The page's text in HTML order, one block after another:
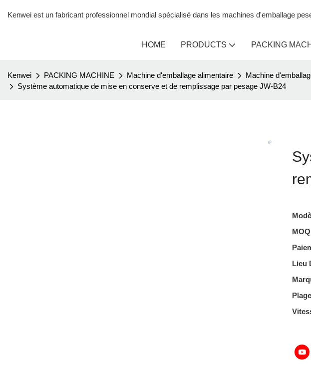
Kenwei est un fabricant professionnel mondial spécialisé dans les machines d'emballage
HOME PRODUCTS PACKING
Kenwei PACKING MACHINE Machine d'emballage alimentaire
Machine
Système automatique de mise en conserve et de remplissage par pesage JW-B24
Lieu